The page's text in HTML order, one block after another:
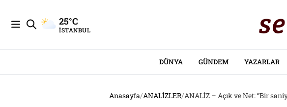
25°C
İSTANBUL
DÜNYA GÜNDEM YAZARLAR
Anasayfa/ANALİZLER/ANALİZ – Açık ve Net: “Bir